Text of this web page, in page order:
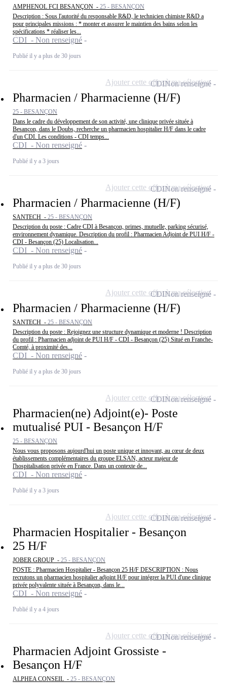
AMPHENOL FCI BESANÇON - 25 - BESANÇON
Description : Sous l'autorité du responsable R&D, le technicien chimiste R&D a
pour principales missions : * monter et assurer le maintien des bains selon les
spécifications * réaliser les...
CDI - Non renseigné
Publié il y a plus de 30 jours
Pharmacien / Pharmacienne (H/F)
25 - BESANÇON
Dans le cadre du développement de son activité, une clinique privée située à
Besançon, dans le Doubs, recherche un pharmacien hospitalier H/F dans le cadre
d'un CDI. Les conditions - CDI temps...
CDI - Non renseigné
Publié il y a 3 jours
CDINon renseigné
Ajouter cette offre à ma sélection
Pharmacien / Pharmacienne (H/F)
SANTECH - 25 - BESANÇON
Description du poste : Cadre CDI à Besançon, primes, mutuelle, parking sécurisé,
environnement dynamique. Description du profil : Pharmacien Adjoint de PUI H/F -
CDI - Besançon (25) Localisation...
CDI - Non renseigné
Publié il y a plus de 30 jours
CDINon renseigné
Ajouter cette offre à ma sélection
Pharmacien / Pharmacienne (H/F)
SANTECH - 25 - BESANÇON
Description du poste : Rejoignez une structure dynamique et moderne ! Description
du profil : Pharmacien adjoint de PUI H/F - CDI - Besançon (25) Situé en Franche-
Comté, à proximité des...
CDI - Non renseigné
Publié il y a plus de 30 jours
CDINon renseigné
Ajouter cette offre à ma sélection
Pharmacien(ne) Adjoint(e)- Poste
mutualisé PUI - Besançon H/F
25 - BESANÇON
Nous vous proposons aujourd'hui un poste unique et innovant, au cœur de deux
établissements complémentaires du groupe ELSAN, acteur majeur de
l'hospitalisation privée en France. Dans un contexte de...
CDI - Non renseigné
Publié il y a 3 jours
CDINon renseigné
Ajouter cette offre à ma sélection
Pharmacien Hospitalier - Besançon
25 H/F
JOBER GROUP - 25 - BESANÇON
POSTE : Pharmacien Hospitalier - Besançon 25 H/F DESCRIPTION : Nous
recrutons un pharmacien hospitalier adjoint H/F pour intégrer la PUI d'une clinique
privée polyvalente située à Besançon, dans le...
CDI - Non renseigné
Publié il y a 4 jours
CDINon renseigné
Ajouter cette offre à ma sélection
Pharmacien Adjoint Grossiste -
Besançon H/F
ALPHEA CONSEIL - 25 - BESANÇON
CDINon renseigné
Ajouter cette offre à ma sélection